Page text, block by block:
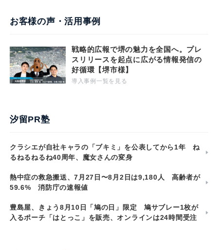
お客様の声・活用事例
戦略的広報で堺の魅力を全国へ。プレ
スリリースを起点に広がる情報発信の
好循環【堺市様】
導入事例一覧を見る
汐留PR塾
クラシエが自社キャラの「ブキミ」を公表してから1年 ね
るねるねるね40周年、魔女さんの変身
熱中症の救急搬送、7月27日〜8月2日は9,180人 高齢者が
59.6% 消防庁の速報値
豊島屋、きょう8月10日「鳩の日」限定 鳩サブレー1枚が
入るポーチ「はとっこ」を販売、オンラインは24時間受注